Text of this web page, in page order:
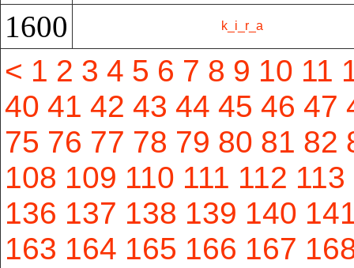
1600 k_i_r_a
< 1 2 3 4 5 6 7 8 9 10 11
40 41 42 43 44 45 46 47
75 76 77 78 79 80 81 82
108 109 110 111 112 113
136 137 138 139 140
163 164 165 166 167